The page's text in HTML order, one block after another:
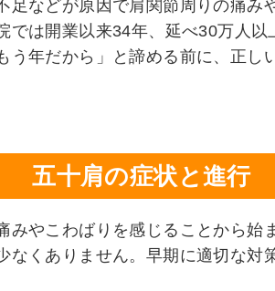
足などが原因で肩関節周りの痛み
では開業以来34年、延べ30万人以
う年だから」と諦める前に、正し
五十肩の症状と進行
みやこわばりを感じることから始
くありません。早期に適切な対